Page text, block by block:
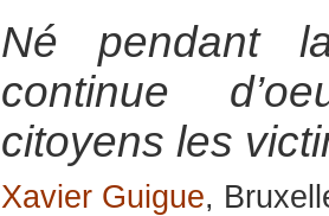
Né pendant
continue
citoyens les
Xavier Guigue,